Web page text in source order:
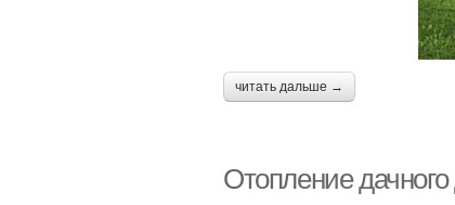
читать дальше →
Отопление